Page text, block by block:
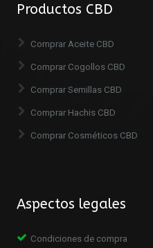
Productos CBD
Comprar Aceite CBD
Comprar Cogollos CBD
Comprar Semillas CBD
Comprar Hachis CBD
Comprar Cosméticos CBD
Aspectos legales
Condiciones de compra